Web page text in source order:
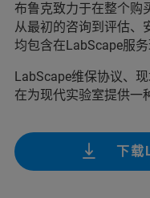
布鲁克致力于在整个购
从最初的咨询到评估、
均包含在LabScape服务
LabScape维保协议、
在为现代实验室提供一
下载